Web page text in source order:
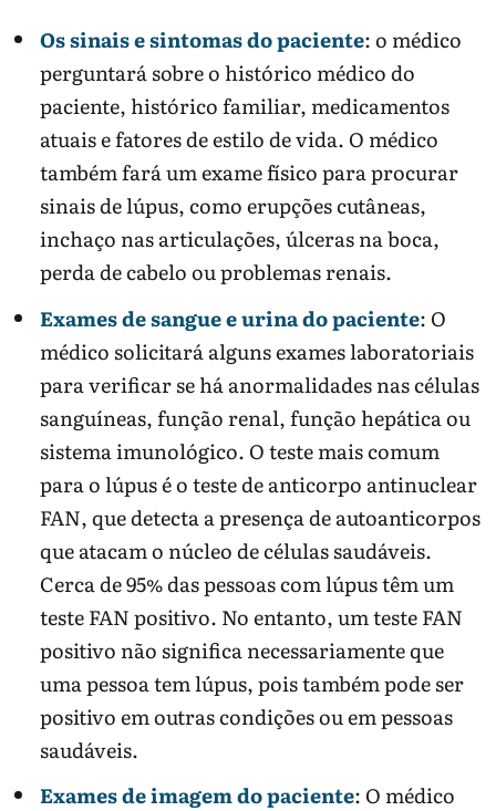
Os sinais e sintomas do paciente: o médico
perguntará sobre o histórico médico do
paciente, histórico familiar, medicamentos
atuais e fatores de estilo de vida. O médico
também fará um exame físico para procurar
sinais de lúpus, como erupções cutâneas,
inchaço nas articulações, úlceras na boca,
perda de cabelo ou problemas renais.
Exames de sangue e urina do paciente: O
médico solicitará alguns exames laboratoriais
para verificar se há anormalidades nas células
sanguíneas, função renal, função hepática ou
sistema imunológico. O teste mais comum
para o lúpus é o teste de anticorpo antinuclear
FAN, que detecta a presença de autoanticorpos
que atacam o núcleo de células saudáveis.
Cerca de 95% das pessoas com lúpus têm um
teste FAN positivo. No entanto, um teste FAN
positivo não significa necessariamente que
uma pessoa tem lúpus, pois também pode ser
positivo em outras condições ou em pessoas
saudáveis.
Exames de imagem do paciente: O médico